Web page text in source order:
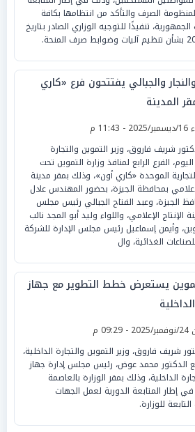
الصرف والتأكد من انتظامها بكافة
تنفيذًا للتوجيه الوزاري الصادر بتاريخ
والجبالي يفتتحون فرع «كاري
المدينة
م
شريف فاروق، وزير التموين والتجارة
اليوم، الفرع الرابع لمنافذ وزارة التموين تحت
الموحدة «كاري أون»، وذلك بمقر مدينة
بمحافظة الجيزة، بحضور المهندس عادل
الجيزة، وعبد الفتاح الجبالي رئيس مجلس
الإنتاج الإعلامي، واللواء وليد أبو المجد نائب
وأيمن إسماعيل رئيس مجلس الإدارة للشركة
الغذائية، وال
يستعرض خطط التطوير مع جهاز
م
شريف فاروق، وزير التموين والتجارة الداخلية،
الدكتور محمد عوض، رئيس مجلس إدارة جهاز
الداخلية، وذلك بمقر الوزارة بالعاصمة
في إطار المتابعة الدورية لعمل الجهات
للوزارة.